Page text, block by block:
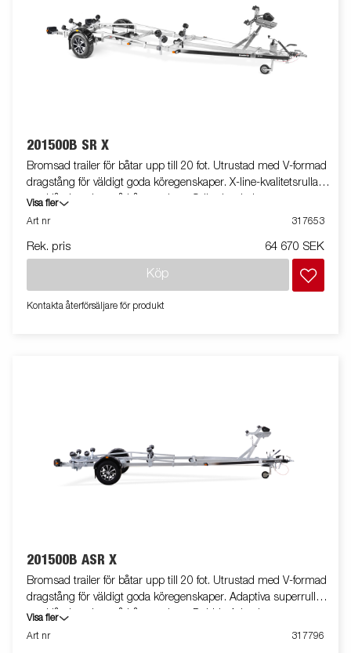
201500B SR X
Bromsad trailer för båtar upp till 20 fot. Utrustad med V-formad
dragstång för väldigt goda köregenskaper. X-line-kvalitetsrullar
med låg inverkan på båtens skrov. Svängbar bakre
superrullsvagga och justerbara dubbla sidorullar för enkel
hållbarhet. Elen är helt skyddad i båttrailerns chassi. Vattentäta
som är enkelt att justera, vinschtornet är även utrustat med en
teleskopisk belysningsenhet gör det lättare att använda
Visa fler
Art nr
317653
Rek. pris 64 670 SEK
Köp
Kontakta återförsäljare för produkt
201500B ASR X
Bromsad trailer för båtar upp till 20 fot. Utrustad med V-formad
dragstång för väldigt goda köregenskaper. Adaptiva superrullar
med låg inverkan på båtens skrov. Dubbla Adaptiva vaggor som
automatiskt anpassar sig till båtens skrov. Varmgalvaniserat
Visa fler
Art nr
317796